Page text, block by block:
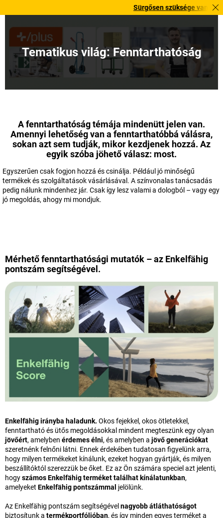
Sürgősen szüksége van rá? Válogatott
Tematikus világ: Fenntarthatóság
A fenntarthatóság témája mindenütt jelen van.
Amennyi lehetőség van a fenntarthatóbbá válásra,
sokan azt sem tudják, mikor kezdjenek hozzá. Az
egyik szóba jöhető válasz: most.
Egyszerűen csak fogjon hozzá és csinálja. Például jó minőségű
termékek és szolgáltatások vásárlásával. A színvonalas tanácsadás
pedig nálunk mindenhez jár. Csak így lesz valami a dologból – vagy egy
jó megoldás, ahogy mi mondjuk.
Mérhető fenntarthatósági mutatók – az Enkelfähig
pontszám segítségével.
Enkelfähig irányba haladunk. Okos fejekkel, okos ötletekkel,
fenntartható és ütős megoldásokkal mindent megteszünk egy olyan
jövőért, amelyben érdemes élni, és amelyben a jövő generációkat
szeretnénk felnőni látni. Ennek érdekében tudatosan figyelünk arra,
hogy milyen termékeket kínálunk, ezeket hogyan gyártják, és milyen
beszállítóktól szerezzük be őket. Ez az Ön számára speciel azt jelenti,
hogyszámos Enkelfähig terméket találhat kínálatunkban,
amelyeket Enkelfähig pontszámmal jelölünk.
Az Enkelfähig pontszám segítségével nagyobb átláthatóságot
biztosítunk a termékportfólióban, és így minden egyes terméket a